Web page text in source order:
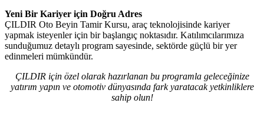
Yeni Bir Kariyer için Doğru Adres
ÇILDIR Oto Beyin Tamir Kursu, araç teknolojisinde kariyer
yapmak isteyenler için bir başlangıç noktasıdır. Katılımcılarımıza
sunduğumuz detaylı program sayesinde, sektörde güçlü bir yer
edinmeleri mümkündür.
ÇILDIR için özel olarak hazırlanan bu programla geleceğinize
yatırım yapın ve otomotiv dünyasında fark yaratacak yetkinliklere
sahip olun!